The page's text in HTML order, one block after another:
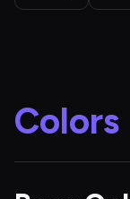
Colors